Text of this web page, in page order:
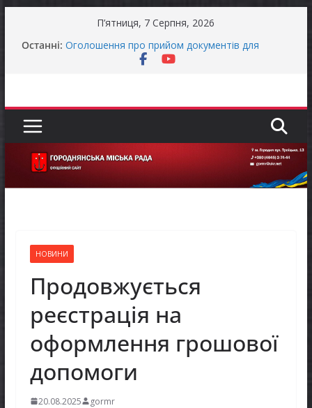
П’ятниця, 7 Серпня, 2026
Останні: Оголошення про прийом документів для
присудження Премії Кабінету Міністрів України
Продовжується реалізація програми «Діалог
Батьки майбутніх першокласників уже можуть
оформити «Пакунок школяра»
Останніми днями погода випробовує жителів
громади справжньою літньою спекою
НОВИНИ
Продовжується
реєстрація на
оформлення грошової
допомоги
20.08.2025 gormr